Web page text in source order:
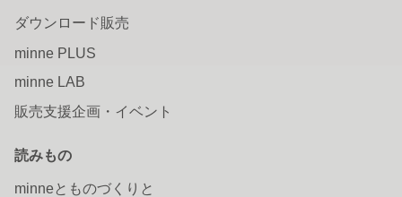
ダウンロード販売
minne PLUS
minne LAB
販売支援企画・イベント
読みもの
minneとものづくりと